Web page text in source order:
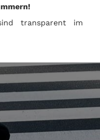
transparent im